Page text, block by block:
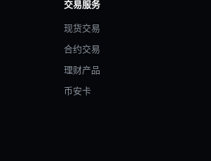
交易服务
现货交易
合约交易
理财产品
币安卡